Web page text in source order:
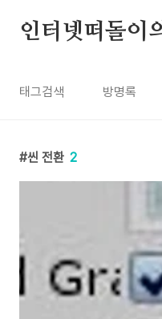
인터넷떠돌이
태그검색 방명록
씬 전환 2